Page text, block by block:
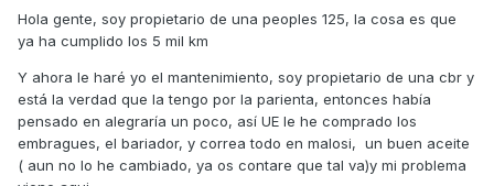
Hola gente, soy propietario de una peoples 125, la cosa es que
ya ha cumplido los 5 mil km
Y ahora le haré yo el mantenimiento, soy propietario de una cbr y
está la verdad que la tengo por la parienta, entonces había
pensado en alegraría un poco, así UE le he comprado los
embragues, el bariador, y correa todo en malosi, un buen aceite
( aun no lo he cambiado, ya os contare que tal va)y mi problema